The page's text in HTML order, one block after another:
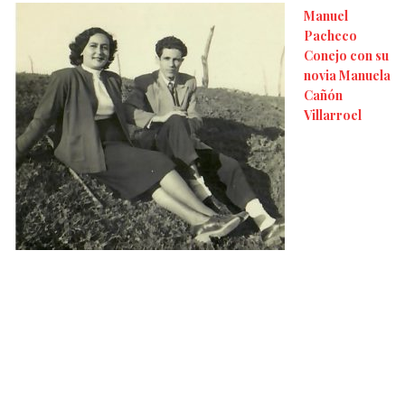
Manuel
Pacheco
Conejo con su
novia Manuela
Cañón
Villarroel